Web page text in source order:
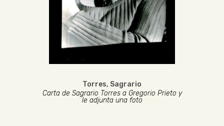
Torres, Sagrario
Carta de Sagrario Torres a Gregorio Prieto y
le adjunta una foto